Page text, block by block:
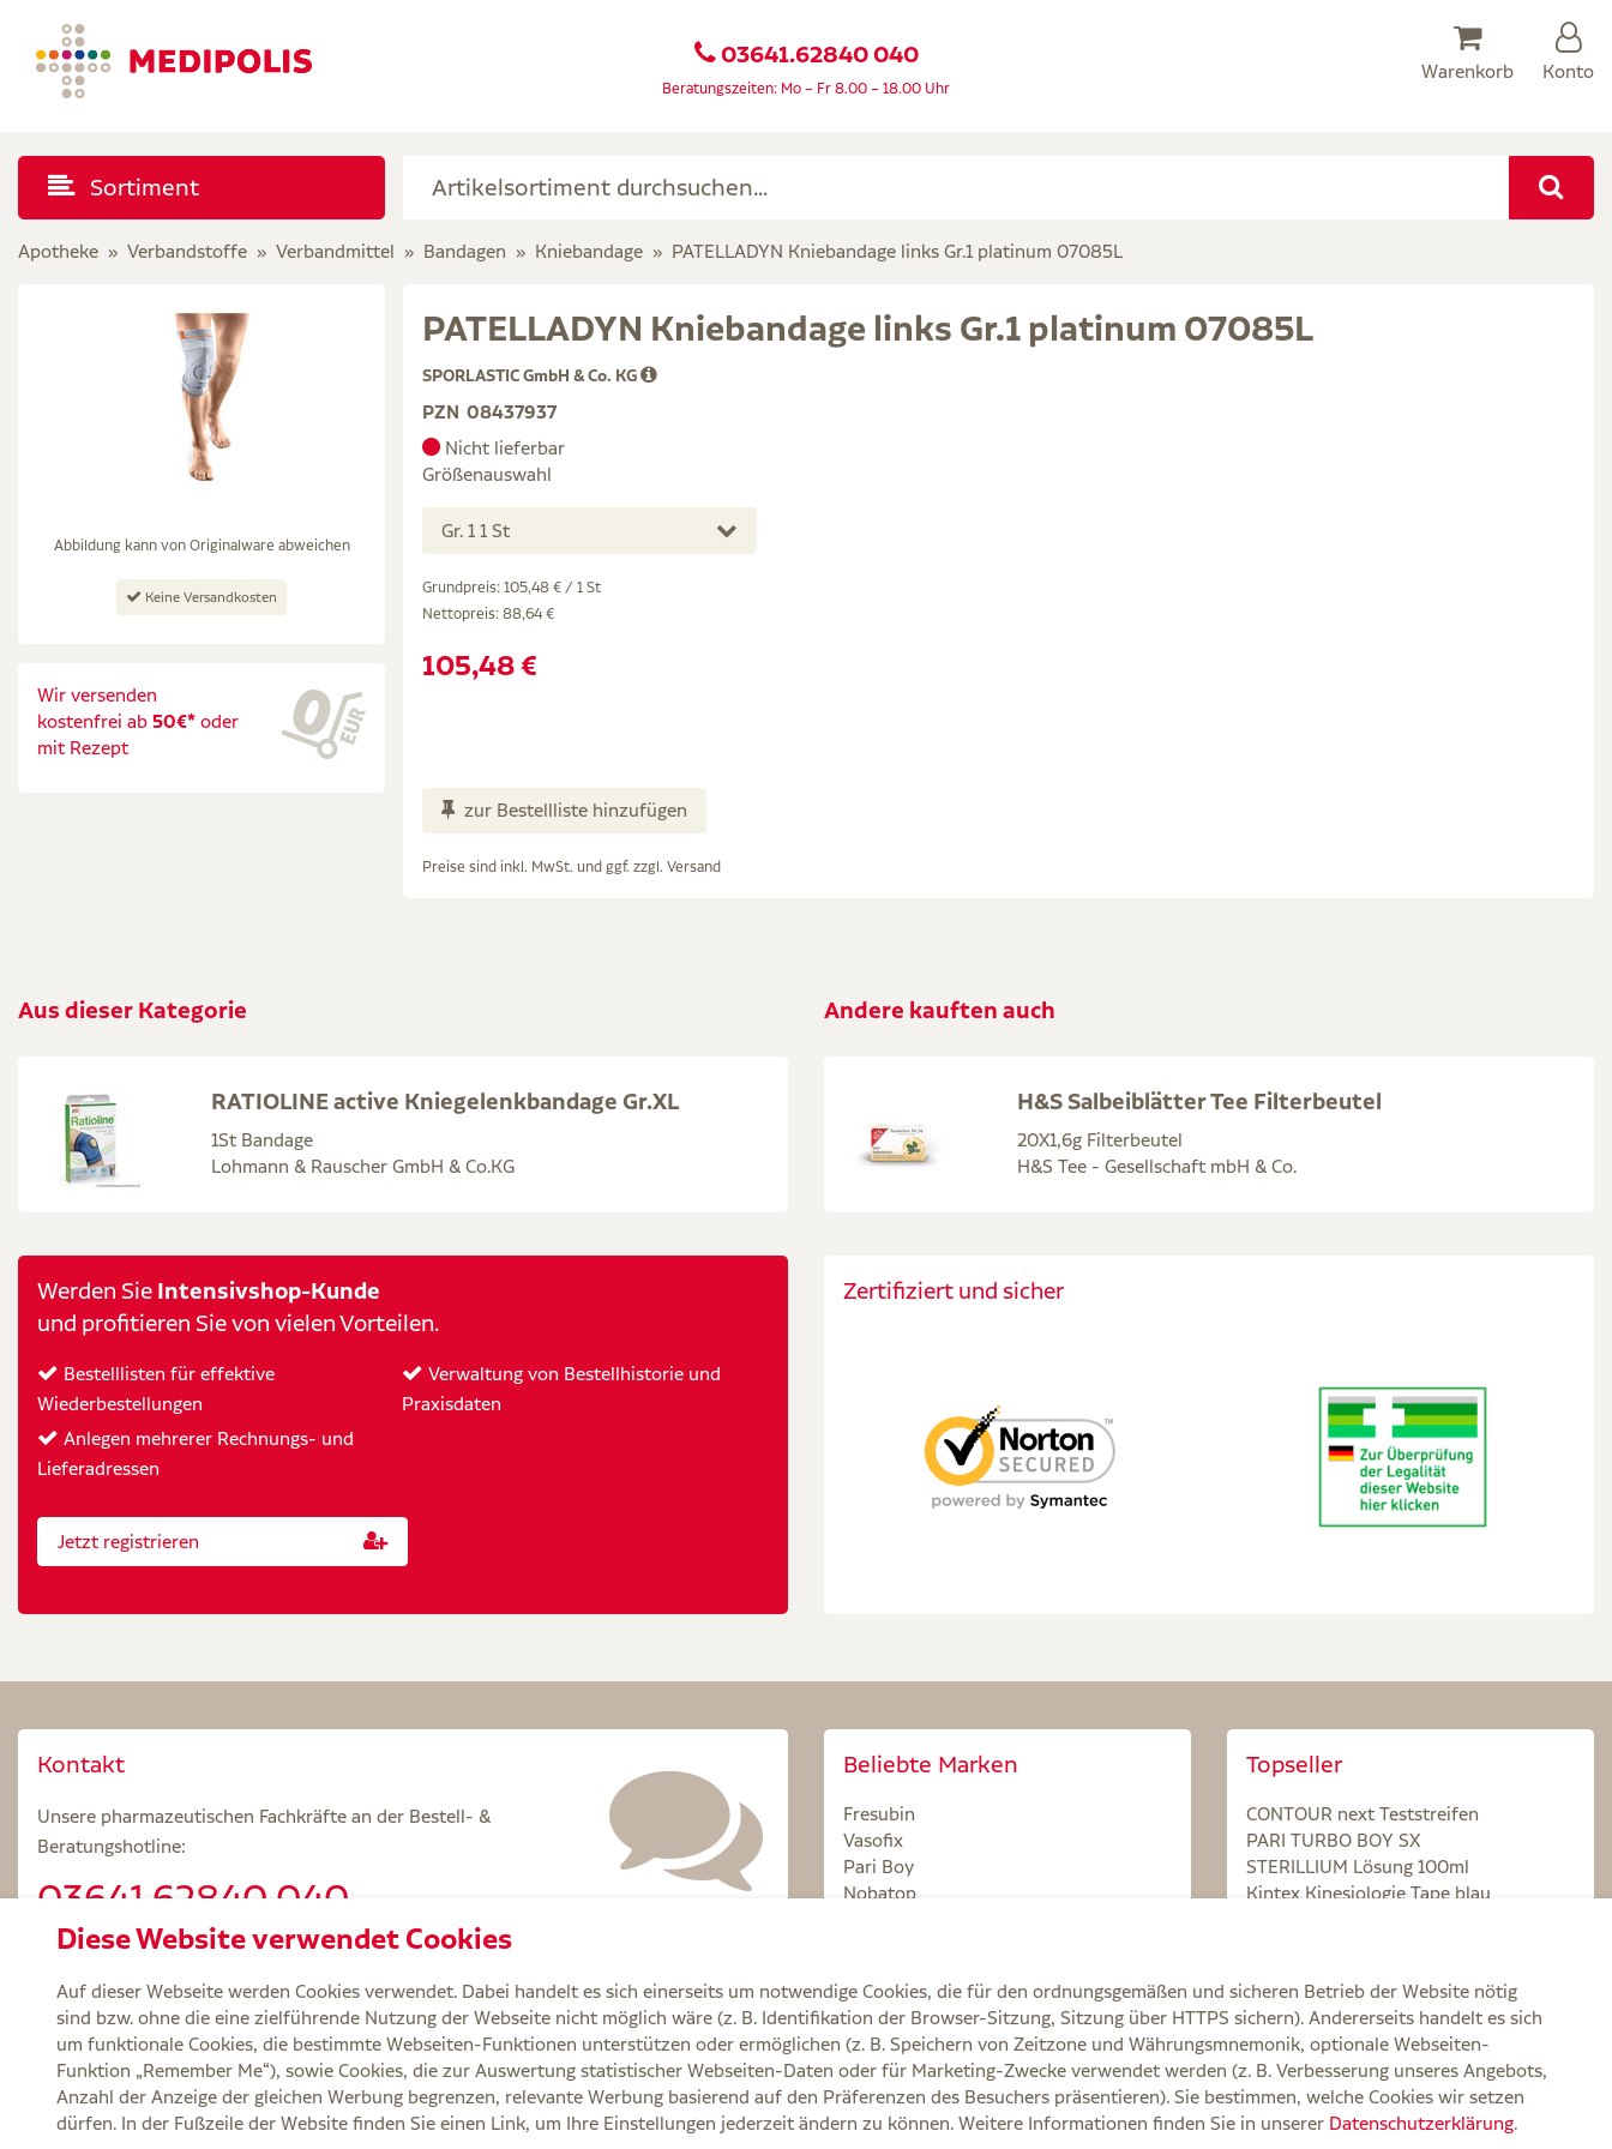
03641.62840 040
Beratungszeiten: Mo – Fr 8.00 – 18.00 Uhr
Warenkorb Konto
Sortiment
Apotheke Verbandstoffe Verbandmittel Bandagen Kniebandage PATELLADYN Kniebandage links Gr.1 platinum 07085L
Abbildung kann von Originalware abweichen
Keine Versandkosten
Wir versenden
kostenfrei ab 50€* oder
mit Rezept
PATELLADYN Kniebandage links Gr.1 platinum 07085L
SPORLASTIC GmbH & Co. KG
PZN 08437937
Nicht lieferbar
Größenauswahl
Gr. 1 1 St
Grundpreis: 105,48 € / 1 St
Nettopreis: 88,64 €
105,48 €
zur Bestellliste hinzufügen
Preise sind inkl. MwSt. und ggf. zzgl. Versand
Aus dieser Kategorie
RATIOLINE active Kniegelenkbandage Gr.XL
1St Bandage
Lohmann & Rauscher GmbH & Co.KG
Andere kauften auch
H&S Salbeiblätter Tee Filterbeutel
20X1,6g Filterbeutel
H&S Tee - Gesellschaft mbH & Co.
Werden Sie Intensivshop-Kunde
und profitieren Sie von vielen Vorteilen.
Bestelllisten für effektive
Wiederbestellungen
Anlegen mehrerer Rechnungs- und
Lieferadressen
Verwaltung von Bestellhistorie und
Praxisdaten
Jetzt registrieren
Zertifiziert und sicher
Kontakt
Unsere pharmazeutischen Fachkräfte an der Bestell- &
Beratungshotline:
03641.62840 040
Beratungszeiten: Mo – Fr 8.00 – 18.00 Uhr
Beliebte Marken
Fresubin
Vasofix
Pari Boy
Nobatop
Topseller
CONTOUR next Teststreifen
PARI TURBO BOY SX
STERILLIUM Lösung 100ml
Kintex Kinesiologie Tape blau
Service Versand und Lieferzeit Kontakt FAQ AGB Cookie-Einstellungen Datenschutz Erklärung zur Barrierefreiheit Widerruf Impressum
Zu Risiken und Nebenwirkungen lesen Sie die Packungsbeilage und fragen Sie Ihre Ärztin, Ihren Arzt oder in der Apotheke.
Diese Website verwendet Cookies
Auf dieser Webseite werden Cookies verwendet. Dabei handelt es sich einerseits um notwendige Cookies, die für den ordnungsgemäßen und sicheren Betrieb der Website nötig
sind bzw. ohne die eine zielführende Nutzung der Webseite nicht möglich wäre (z. B. Identifikation der Browser-Sitzung, Sitzung über HTTPS sichern). Andererseits handelt es sich
um funktionale Cookies, die bestimmte Webseiten-Funktionen unterstützen oder ermöglichen (z. B. Speichern von Zeitzone und Währungsmnemonik, optionale Webseiten-
Funktion „Remember Me“), sowie Cookies, die zur Auswertung statistischer Webseiten-Daten oder für Marketing-Zwecke verwendet werden (z. B. Verbesserung unseres Angebots,
Anzahl der Anzeige der gleichen Werbung begrenzen, relevante Werbung basierend auf den Präferenzen des Besuchers präsentieren). Sie bestimmen, welche Cookies wir setzen
dürfen. In der Fußzeile der Website finden Sie einen Link, um Ihre Einstellungen jederzeit ändern zu können. Weitere Informationen finden Sie in unserer Datenschutzerklärung.